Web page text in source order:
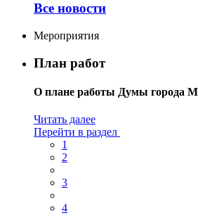
Все новости
Мероприятия
План работ
О плане работы Думы города
Читать далее
Перейти в раздел
1
2
3
4